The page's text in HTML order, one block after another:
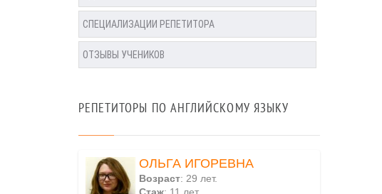
СПЕЦИАЛИЗАЦИИ РЕПЕТИТОРА
ОТЗЫВЫ УЧЕНИКОВ
РЕПЕТИТОРЫ ПО АНГЛИЙСКОМУ ЯЗЫКУ
ОЛЬГА ИГОРЕВНА
Возраст: 29 лет.